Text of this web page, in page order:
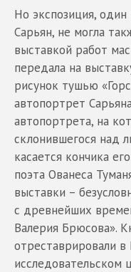
Но экспозиция,
Сарьян, не могла
выставкой работ
передала на
рисунок тушью
автопортрет
автопортрета, на
склонившегося над
касается кончика
поэта Ованеса
выставки –
с древнейших
Валерия Брюсова».
отреставрировали
исследовательском